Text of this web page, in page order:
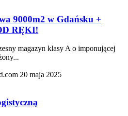
9000m2 w Gdańsku +
RĘKI!
magazyn klasy A o imponującej
20 maja 2025